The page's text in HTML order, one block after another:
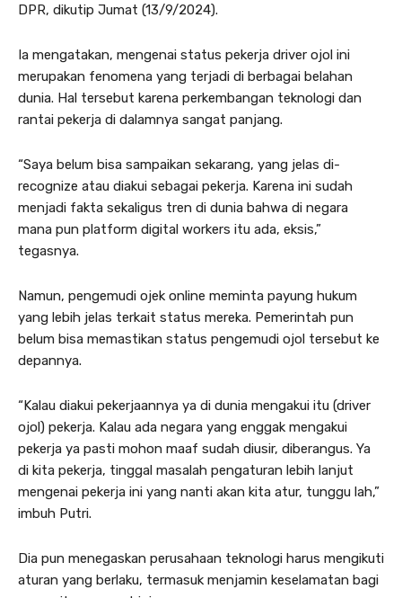
DPR, dikutip Jumat (13/9/2024).
Ia mengatakan, mengenai status pekerja driver ojol ini
merupakan fenomena yang terjadi di berbagai belahan
dunia. Hal tersebut karena perkembangan teknologi dan
rantai pekerja di dalamnya sangat panjang.
“Saya belum bisa sampaikan sekarang, yang jelas di-
recognize atau diakui sebagai pekerja. Karena ini sudah
menjadi fakta sekaligus tren di dunia bahwa di negara
mana pun platform digital workers itu ada, eksis,”
tegasnya.
Namun, pengemudi ojek online meminta payung hukum
yang lebih jelas terkait status mereka. Pemerintah pun
belum bisa memastikan status pengemudi ojol tersebut ke
depannya.
“Kalau diakui pekerjaannya ya di dunia mengakui itu (driver
ojol) pekerja. Kalau ada negara yang enggak mengakui
pekerja ya pasti mohon maaf sudah diusir, diberangus. Ya
di kita pekerja, tinggal masalah pengaturan lebih lanjut
mengenai pekerja ini yang nanti akan kita atur, tunggu lah,”
imbuh Putri.
Dia pun menegaskan perusahaan teknologi harus mengikuti
aturan yang berlaku, termasuk menjamin keselamatan bagi